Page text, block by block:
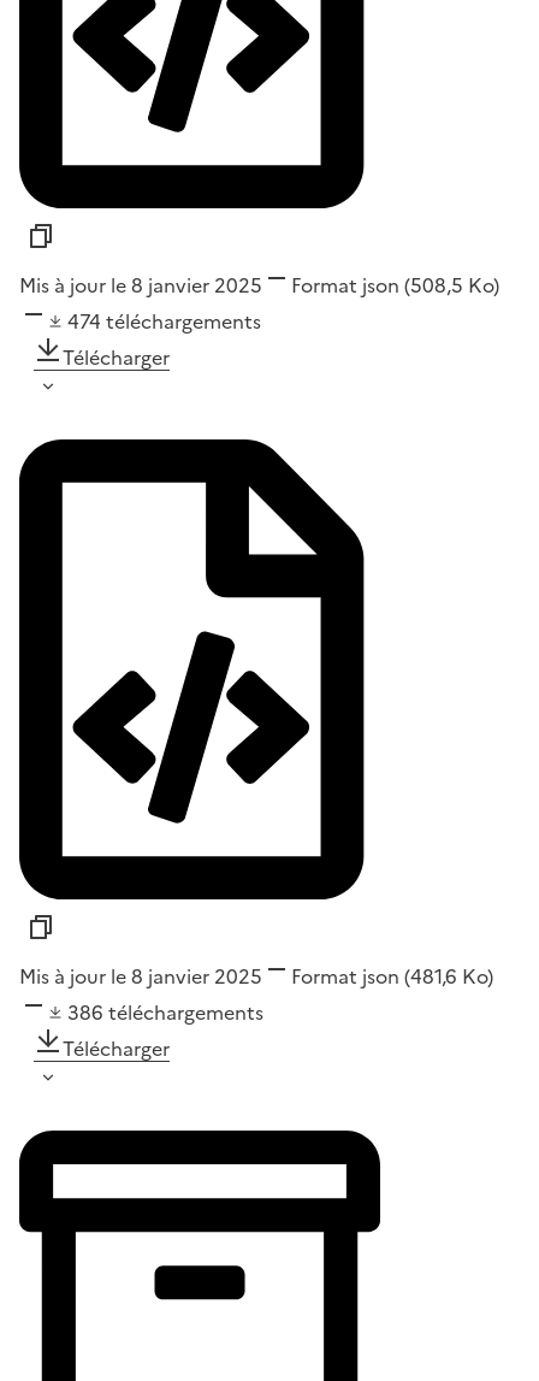
Mis à jour le 8 janvier 2025 Format json (508,5 Ko)
474 téléchargements
Télécharger
Mis à jour le 8 janvier 2025 Format json (481,6 Ko)
386 téléchargements
Télécharger